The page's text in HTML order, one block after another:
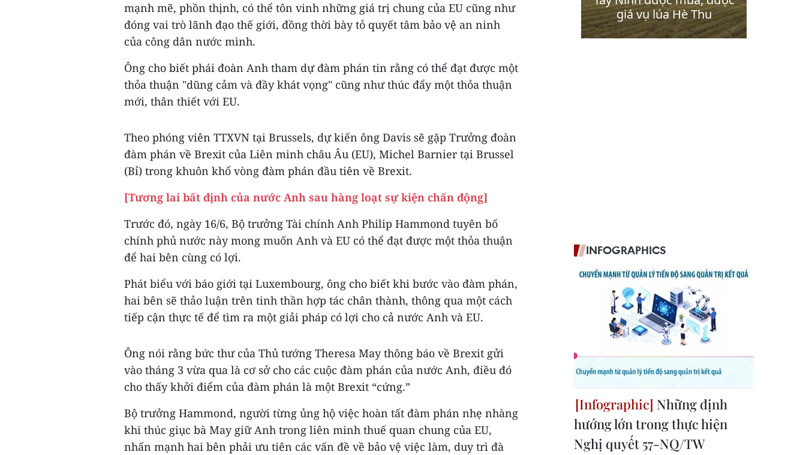
mạnh mẽ, phồn thịnh, có thể tôn vinh những giá trị chung của EU cũng như
đóng vai trò lãnh đạo thế giới, đồng thời bày tỏ quyết tâm bảo vệ an ninh
của công dân nước mình.
Ông cho biết phái đoàn Anh tham dự đàm phán tin rằng có thể đạt được một
thỏa thuận "dũng cảm và đầy khát vọng" cũng như thúc đẩy một thỏa thuận
mới, thân thiết với EU.
Theo phóng viên TTXVN tại Brussels, dự kiến ông Davis sẽ gặp Trưởng đoàn
đàm phán về Brexit của Liên minh châu Âu (EU), Michel Barnier​ tại Brussel
(Bỉ) trong khuôn khổ vòng đàm phán đầu tiên về Brexit.
[Tương lai bất định của nước Anh sau hàng loạt sự kiện chấn động]
Trước đó, ngày 16/6, Bộ trưởng Tài chính Anh Philip Hammond​ tuyên bố
chính phủ nước này mong muốn Anh và EU có thể đạt được một thỏa thuận
để hai bên cùng có lợi.
Phát biểu với báo giới tại Luxembourg, ông cho biết khi bước vào đàm phán,
hai bên sẽ thảo luận trên tinh thần hợp tác chân thành, thông qua một cách
tiếp cận thực tế để tìm ra một giải pháp có lợi cho cả nước Anh và EU.
Ông nói rằng bức thư của Thủ tướng Theresa May thông báo về Brexit gửi
vào tháng 3 vừa qua là cơ sở cho các cuộc đàm phán của nước Anh, điều đó
cho thấy khởi điểm của đàm phán là một Brexit “cứng.”
Bộ trưởng Hammond, người từng ủng hộ việc hoàn tất đàm phán nhẹ nhàng
khi thúc giục bà May giữ Anh trong liên minh thuế quan chung của EU,
nhấn mạnh hai bên phải ưu tiên các vấn đề về bảo vệ việc làm, duy trì đà
INFOGRAPHICS
Những định
hướng lớn trong thực hiện
Nghị quyết 57-NQ/TW